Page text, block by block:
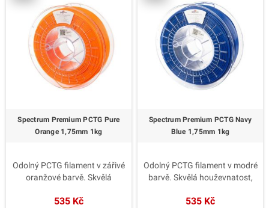
✅ Chemická a tepelná odolnost
✅ Přesný průměr 1.75 mm s
minimálními tolerancemi
✅ Výrazná barva Clear
? Pro funkční i designové výtisky
– Spectrum Premium PCTG
✅ Chemická a tepelná odolnost
✅ Přesný průměr 1.75 mm s
minimálními tolerancemi
✅ Výrazná barva Sulfur Yellow
? Pro funkční i designové výtisky
– Spectrum Premium PCTG
Spectrum Premium PCTG Pure
Orange 1,75mm 1kg
Odolný PCTG filament v zářivé
oranžové barvě. Skvělá
odolnost a snadný tisk bez
535 Kč
Spectrum Premium PCTG Navy
Blue 1,75mm 1kg
Odolný PCTG filament v modré
barvě. Skvělá houževnatost,
tisk bez nutnosti vyhřívané
535 Kč